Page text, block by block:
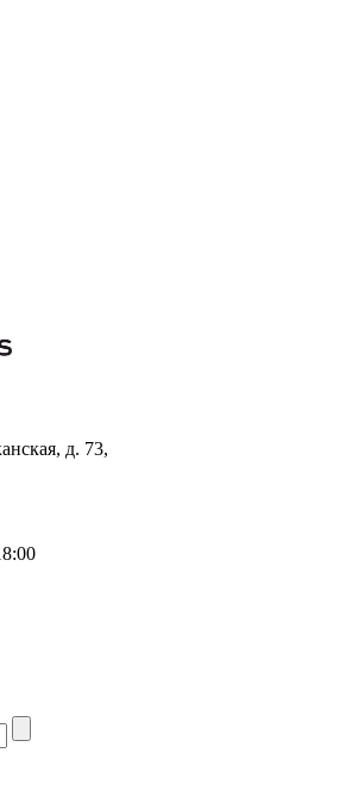
д. 73,